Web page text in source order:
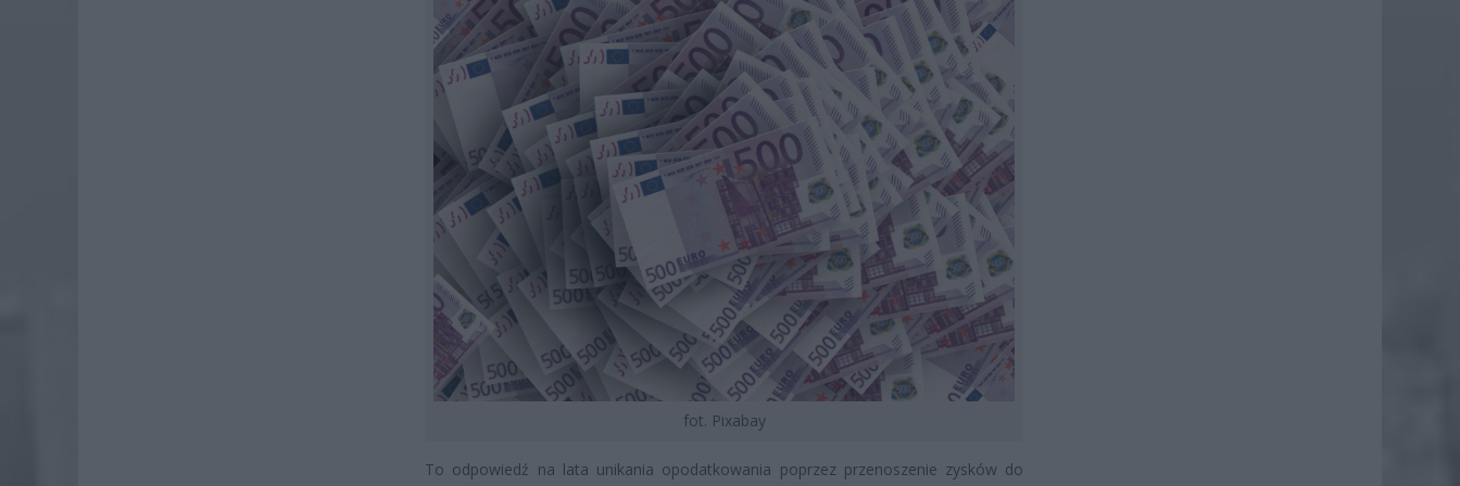
fot. Pixabay
To odpowiedź na lata unikania opodatkowania poprzez przenoszenie zysków do